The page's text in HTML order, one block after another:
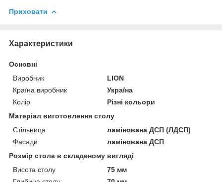
Приховати
Характеристики
Основні
Виробник
LION
Країна виробник
Україна
Колір
Різні кольори
Матеріал виготовлення столу
Стільниця
ламінована ДСП (ЛДСП)
Фасади
ламінована ДСП
Розмір стола в складеному вигляді
Висота столу
75 мм